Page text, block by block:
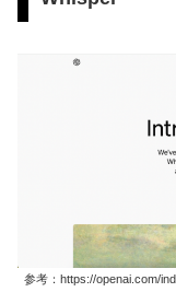
参考：https://openai.com/